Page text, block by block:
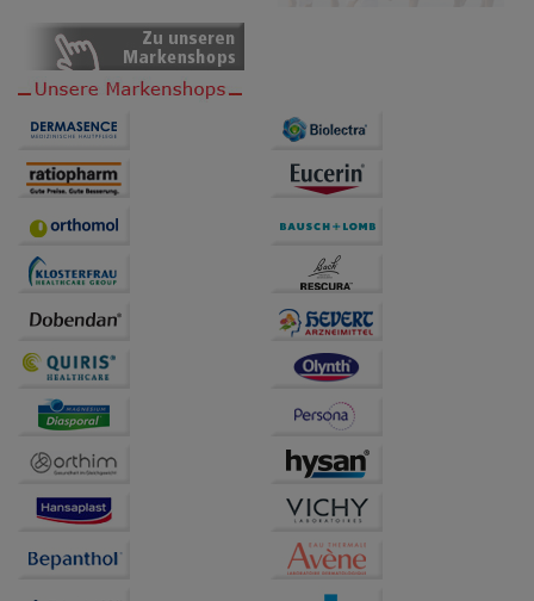
Statistik & Tracking:Hierüber lassen sich
Informationen über die Art und Weise der Nutzung
unserer Website sammeln, mit deren Hilfe wir unsere
Website weiter für Sie optimieren können, den Inhalt
auf unserer Website aber auch die Werbung auf
Drittseiten möglichst relevant für Sie zu gestalten.
Bitte beachten Sie, dass Daten hierfür teilweise an
Dritte wie z.B. Google oder soziale Medien